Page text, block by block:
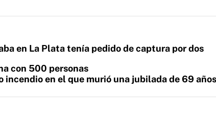
en La Plata tenía pedido de captura por dos
con 500 personas
incendio en el que murió una jubilada de 69